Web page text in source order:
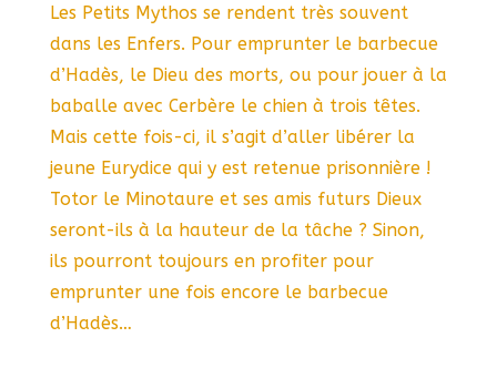
Les Petits Mythos se rendent très souvent
dans les Enfers. Pour emprunter le barbecue
d’Hadès, le Dieu des morts, ou pour jouer à la
baballe avec Cerbère le chien à trois têtes.
Mais cette fois-ci, il s’agit d’aller libérer la
jeune Eurydice qui y est retenue prisonnière !
Totor le Minotaure et ses amis futurs Dieux
seront-ils à la hauteur de la tâche ? Sinon,
ils pourront toujours en profiter pour
emprunter une fois encore le barbecue
d’Hadès…